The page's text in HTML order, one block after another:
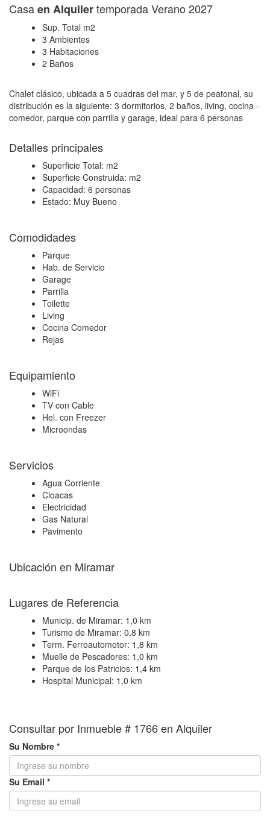
Casaen Alquilertemporada Verano 2027
Sup. Total m2
3 Ambientes
3 Habitaciones
2 Baños
Chalet clásico, ubicada a 5 cuadras del mar, y 5 de peatonal, su
distribución es la siguiente: 3 dormitorios, 2 baños, living, cocina -
comedor, parque con parrilla y garage, ideal para 6 personas
Detalles principales
Superficie Total: m2
Superficie Construida: m2
Capacidad: 6 personas
Estado: Muy Bueno
Comodidades
Parque
Hab. de Servicio
Garage
Parrilla
Toilette
Living
Cocina Comedor
Rejas
Equipamiento
WiFi
TV con Cable
Hel. con Freezer
Microondas
Servicios
Agua Corriente
Cloacas
Electricidad
Gas Natural
Pavimento
Ubicación en Miramar
−
Lugares de Referencia
Municip. de Miramar: 1,0 km
Turismo de Miramar: 0,8 km
Term. Ferroautomotor: 1,8 km
Muelle de Pescadores: 1,0 km
Parque de los Patricios: 1,4 km
Hospital Municipal: 1,0 km
Consultar por Inmueble # 1766 en Alquiler
Su Nombre *
Su Email *